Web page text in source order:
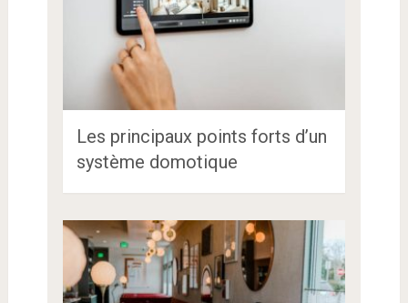
Les principaux points forts d’un
système domotique